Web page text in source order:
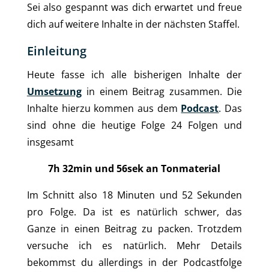
Sei also gespannt was dich erwartet und freue
dich auf weitere Inhalte in der nächsten Staffel.
Einleitung
Heute fasse ich alle bisherigen Inhalte der
Umsetzungin einem Beitrag zusammen. Die
Inhalte hierzu kommen aus dem Podcast. Das
sind ohne die heutige Folge 24 Folgen und
insgesamt
7h 32min und 56sek an Tonmaterial
Im Schnitt also 18 Minuten und 52 Sekunden
pro Folge. Da ist es natürlich schwer, das
Ganze in einen Beitrag zu packen. Trotzdem
versuche ich es natürlich. Mehr Details
bekommst du allerdings in der Podcastfolge